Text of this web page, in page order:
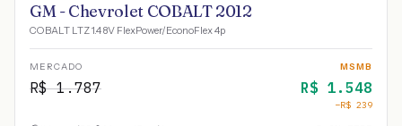
GM - Chevrolet COBALT 2012
COBALT LTZ 1.4 8V FlexPower/EconoFlex 4p
MERCADO
R$1.787
MSMB
R$ 1.548
−R$ 239